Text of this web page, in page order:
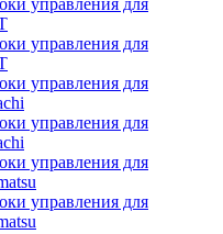
управления для
управления для
управления для
управления для
управления для
управления для